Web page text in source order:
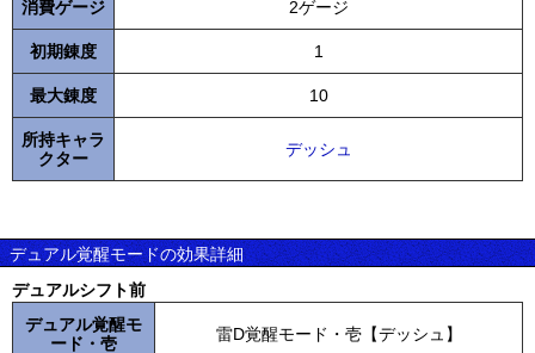
消費ゲージ 2ゲージ
初期錬度 1
最大錬度 10
所持キャラ
クター
デッシュ
デュアル覚醒モードの効果詳細
デュアルシフト前
デュアル覚醒モ
ード・壱
雷D覚醒モード・壱【デッシュ】